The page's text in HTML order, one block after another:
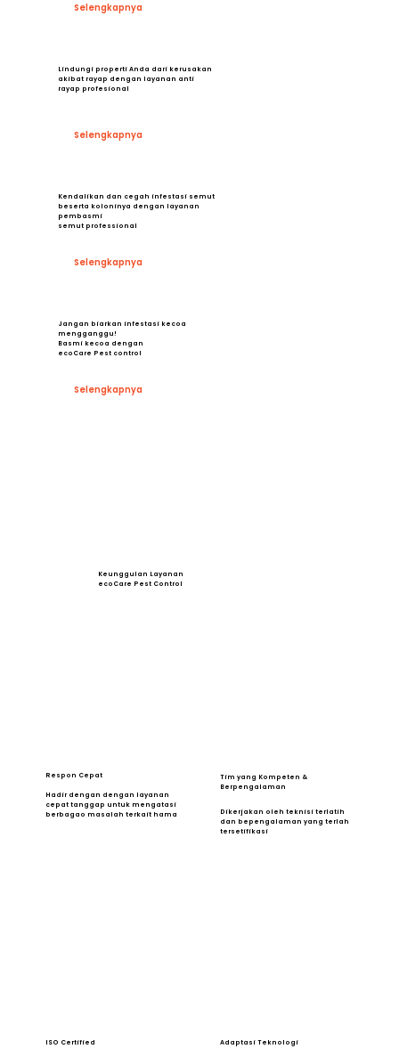
Keunggulan Layanan
ecoCare Pest Control
Adaptasi Teknologi
ISO Certified
Tim yang Kompeten &
Berpengalaman
Dikerjakan oleh teknisi terlatih
dan bepengalaman yang terlah
tersetifikasi
Respon Cepat
Hadir dengan dengan layanan
cepat tanggap untuk mengatasi
berbagao masalah terkait hama
Selengkapnya
Lindungi properti Anda dari kerusakan
akibat rayap dengan layanan anti
rayap profesional
Selengkapnya
Kendalikan dan cegah infestasi semut
beserta koloninya dengan layanan
pembasmi
semut professional
Selengkapnya
Jangan biarkan infestasi kecoa
mengganggu!
Basmi kecoa dengan
ecoCare Pest control
Selengkapnya